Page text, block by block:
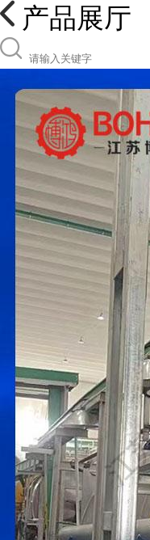
产品展厅